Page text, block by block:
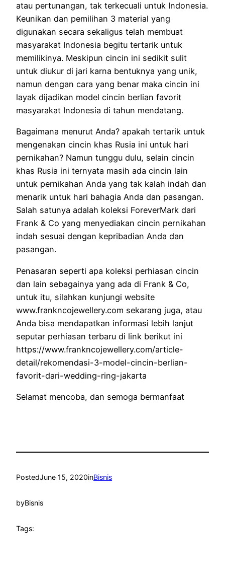
atau pertunangan, tak terkecuali untuk Indonesia.
Keunikan dan pemilihan 3 material yang
digunakan secara sekaligus telah membuat
masyarakat Indonesia begitu tertarik untuk
memilikinya. Meskipun cincin ini sedikit sulit
untuk diukur di jari karna bentuknya yang unik,
namun dengan cara yang benar maka cincin ini
layak dijadikan model cincin berlian favorit
masyarakat Indonesia di tahun mendatang.
Bagaimana menurut Anda? apakah tertarik untuk
mengenakan cincin khas Rusia ini untuk hari
pernikahan? Namun tunggu dulu, selain cincin
khas Rusia ini ternyata masih ada cincin lain
untuk pernikahan Anda yang tak kalah indah dan
menarik untuk hari bahagia Anda dan pasangan.
Salah satunya adalah koleksi ForeverMark dari
Frank & Co yang menyediakan cincin pernikahan
indah sesuai dengan kepribadian Anda dan
pasangan.
Penasaran seperti apa koleksi perhiasan cincin
dan lain sebagainya yang ada di Frank & Co,
untuk itu, silahkan kunjungi website
www.frankncojewellery.com sekarang juga, atau
Anda bisa mendapatkan informasi lebih lanjut
seputar perhiasan terbaru di link berikut ini
https://www.frankncojewellery.com/article-
detail/rekomendasi-3-model-cincin-berlian-
favorit-dari-wedding-ring-jakarta
Selamat mencoba, dan semoga bermanfaat
PostedJune 15, 2020inBisnis
byBisnis
Tags: